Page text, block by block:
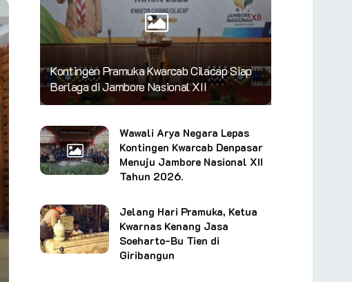
Kontingen Pramuka Kwarcab Cilacap Siap
Berlaga di Jambore Nasional XII
Wawali Arya Negara Lepas
Kontingen Kwarcab Denpasar
Menuju Jambore Nasional XII
Tahun 2026.
Jelang Hari Pramuka, Ketua
Kwarnas Kenang Jasa
Soeharto-Bu Tien di
Giribangun